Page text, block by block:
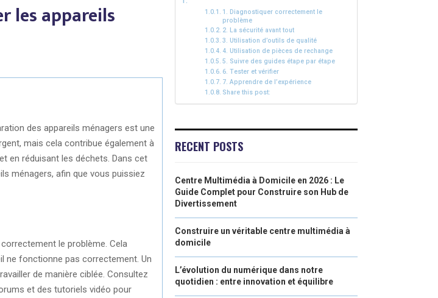
les appareils
des appareils ménagers est une
mais cela contribue également à
en réduisant les déchets. Dans cet
ménagers, afin que vous puissiez
le problème. Cela
ne fonctionne pas correctement. Un
de manière ciblée. Consultez
et des tutoriels vidéo pour
1. Diagnostiquer correctement le
problème
2. La sécurité avant tout
3. Utilisation d’outils de qualité
4. Utilisation de pièces de rechange
5. Suivre des guides étape par étape
6. Tester et vérifier
7. Apprendre de l’expérience
Share this post:
RECENT POSTS
Centre Multimédia à Domicile en 2026 : Le
Guide Complet pour Construire son Hub de
Divertissement
Construire un véritable centre multimédia à
domicile
L’évolution du numérique dans notre
quotidien : entre innovation et équilibre